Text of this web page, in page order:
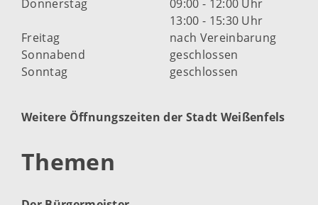
Donnerstag
09:00 - 12:00 Uhr
13:00 - 15:30 Uhr
Freitag
nach Vereinbarung
Sonnabend
geschlossen
Sonntag
geschlossen
Weitere Öffnungszeiten der Stadt Weißenfels
Themen